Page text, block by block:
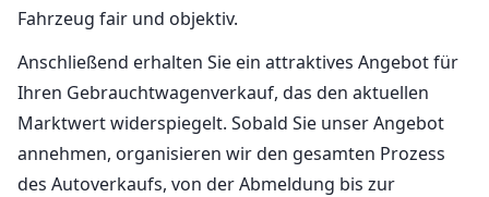
Fahrzeug fair und objektiv.
Anschließend erhalten Sie ein attraktives Angebot für
Ihren Gebrauchtwagenverkauf, das den aktuellen
Marktwert widerspiegelt. Sobald Sie unser Angebot
annehmen, organisieren wir den gesamten Prozess
des Autoverkaufs, von der Abmeldung bis zur